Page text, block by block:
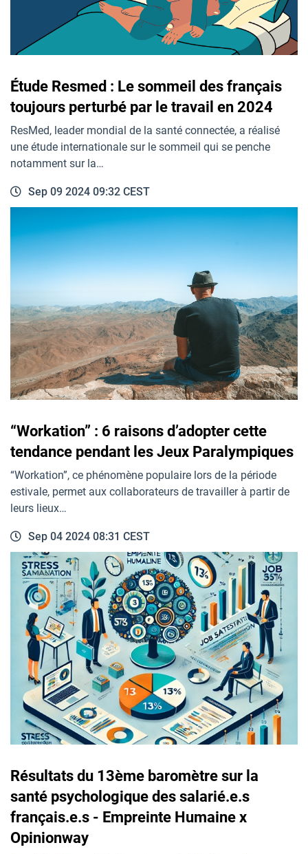
Étude Resmed : Le sommeil des français
toujours perturbé par le travail en 2024
ResMed, leader mondial de la santé connectée, a réalisé
une étude internationale sur le sommeil qui se penche
notamment sur la…
Sep 09 2024 09:32 CEST
“Workation” : 6 raisons d’adopter cette
tendance pendant les Jeux Paralympiques
“Workation”, ce phénomène populaire lors de la période
estivale, permet aux collaborateurs de travailler à partir de
leurs lieux…
Sep 04 2024 08:31 CEST
Résultats du 13ème baromètre sur la
santé psychologique des salarié.e.s
français.e.s - Empreinte Humaine x
Opinionway